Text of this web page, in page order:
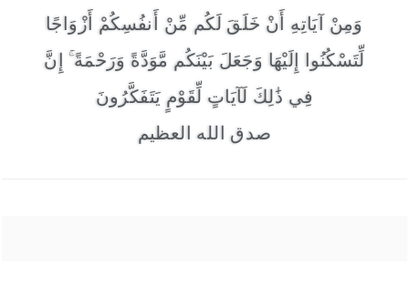
وَمِنْ آيَاتِهِ أَنْ خَلَقَ لَكُم مِّنْ أَنفُسِكُمْ أَزْوَاجًا
لِّتَسْكُنُوا إِلَيْهَا وَجَعَلَ بَيْنَكُم مَّوَدَّةً وَرَحْمَةً ۚ إِنَّ
فِي ذَٰلِكَ لَآيَاتٍ لِّقَوْمٍ يَتَفَكَّرُونَ
صدق الله العظيم